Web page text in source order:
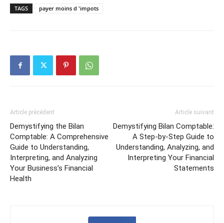
TAGS payer moins d 'impots
Article précédent
Demystifying the Bilan
Comptable: A Comprehensive
Guide to Understanding,
Interpreting, and Analyzing
Your Business’s Financial
Health
Article suivant
Demystifying Bilan Comptable:
A Step-by-Step Guide to
Understanding, Analyzing, and
Interpreting Your Financial
Statements